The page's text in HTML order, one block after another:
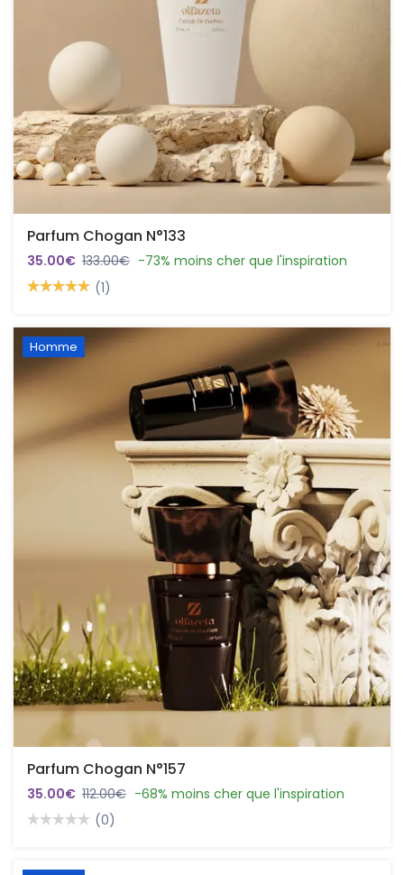
Parfum Chogan N°133
35.00€ 133.00€ -73% moins cher que l'inspiration
(1)
Homme
Parfum Chogan N°157
35.00€ 112.00€ -68% moins cher que l'inspiration
(0)